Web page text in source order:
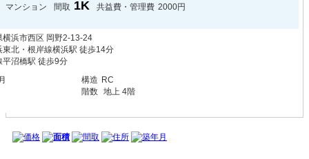
マンション 間取 1K 共益費・管理費 2000円
横浜市西区 岡野2-13-24
東北・根岸線横浜駅 徒歩14分
平沼橋駅 徒歩9分
構造 RC
階数 地上 4階
価格 面積 間取 住所 築年月